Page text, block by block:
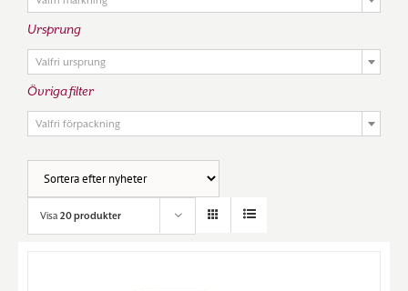
Visa 20 produkter
Ursprung
Valfri ursprung
Övriga filter
Valfri förpackning